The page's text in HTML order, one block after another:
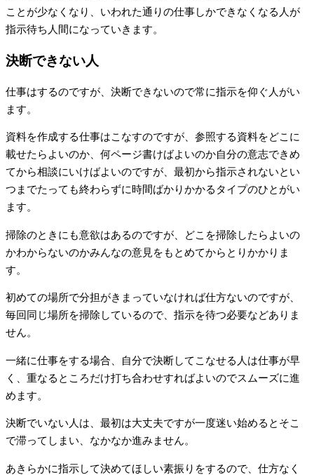
ことが少なくなり、いわれた通りの仕事しかできなくなる人が
指示待ち人間になっていきます。
決断できない人
仕事はするのですが、決断できないので常に指示を仰ぐ人がい
ます。
資料を作成する仕事はこなすのですが、参照する資料をどこに
載せたらよいのか、何ページ書けばよいのか自分の意志できめ
てから相談にいけばよいのですが、最初から指示されないとい
つまでたっても終わらずに時間ばかりかかるタイプのひとがい
ます。
掃除のときにも意欲はあるのですが、どこを掃除したらよいの
かわからないのかみんなの意見をもとめてからとりかかりま
す。
初めての場所で分担がきまっていなければ仕方ないのですが、
毎回同じ場所を掃除しているので、指示を待つ必要などありま
せん。
一緒に仕事をする場合、自分で決断してこなせる人は仕事が早
く、重なるところだけ打ち合わせすればよいのでスムーズに進
めます。
決断でいない人は、最初は大丈夫ですが一度迷い始めるとそこ
で滞ってしまい、なかなか進みません。
あきらかに指示して決めてほしい素振りをするので、仕方なく